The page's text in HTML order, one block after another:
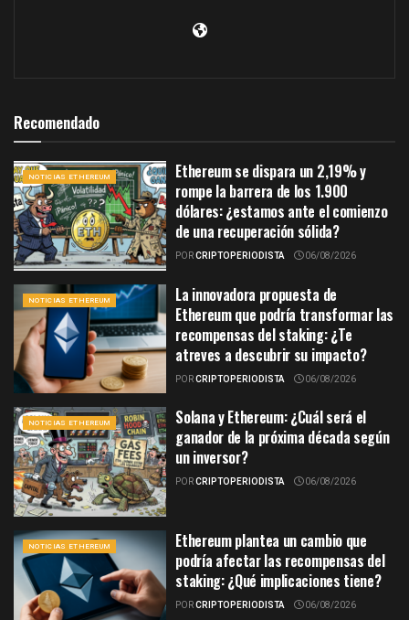
Recomendado
NOTICIAS ETHEREUM
Ethereum se dispara un 2,19% y
rompe la barrera de los 1.900
dólares: ¿estamos ante el comienzo
de una recuperación sólida?
PORCRIPTOPERIODISTA 06/08/2026
NOTICIAS ETHEREUM
La innovadora propuesta de
Ethereum que podría transformar las
recompensas del staking: ¿Te
atreves a descubrir su impacto?
PORCRIPTOPERIODISTA 06/08/2026
NOTICIAS ETHEREUM
Solana y Ethereum: ¿Cuál será el
ganador de la próxima década según
un inversor?
PORCRIPTOPERIODISTA 06/08/2026
NOTICIAS ETHEREUM
Ethereum plantea un cambio que
podría afectar las recompensas del
staking: ¿Qué implicaciones tiene?
PORCRIPTOPERIODISTA 06/08/2026